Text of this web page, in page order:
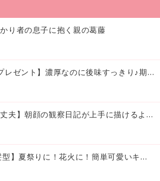
り者の息子に抱く親の葛藤
【抽選で3名様にプレゼント】濃厚なのに後味すっきり♪期間限定の「メイトーのなめらかプリン カルピス®入りソース」で夏を味わおう！
【絵が苦手でも大丈夫】朝顔の観察日記が上手に描けるようになる方法｜イラスト付き
【女の子 浴衣の髪型】夏祭りに！花火に！簡単可愛いキッズの浴衣ヘアアレンジまとめ